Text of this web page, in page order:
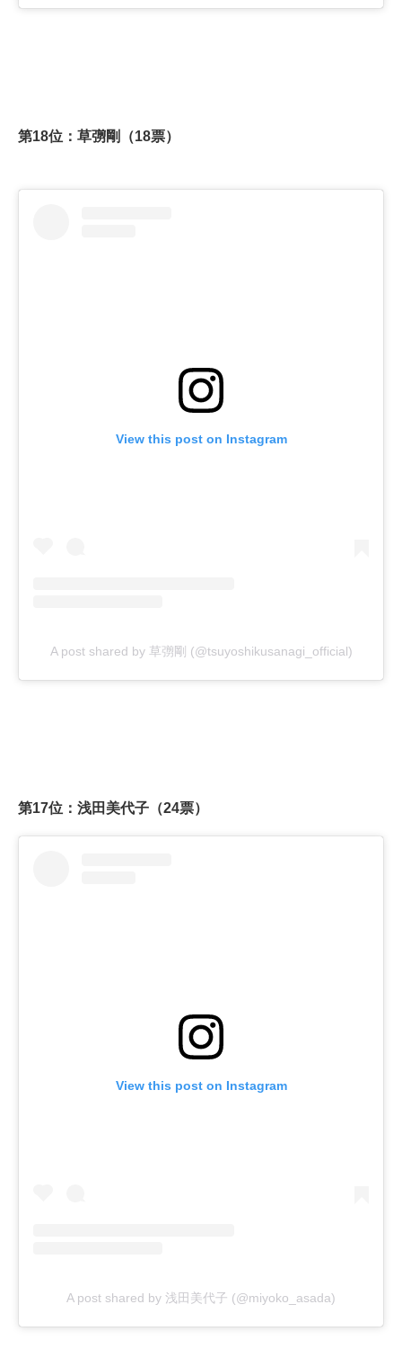
第18位：草彅剛（18票）
View this post on Instagram
A post shared by 草彅剛 (@tsuyoshikusanagi_official)
第17位：浅田美代子（24票）
View this post on Instagram
A post shared by 浅田美代子 (@miyoko_asada)